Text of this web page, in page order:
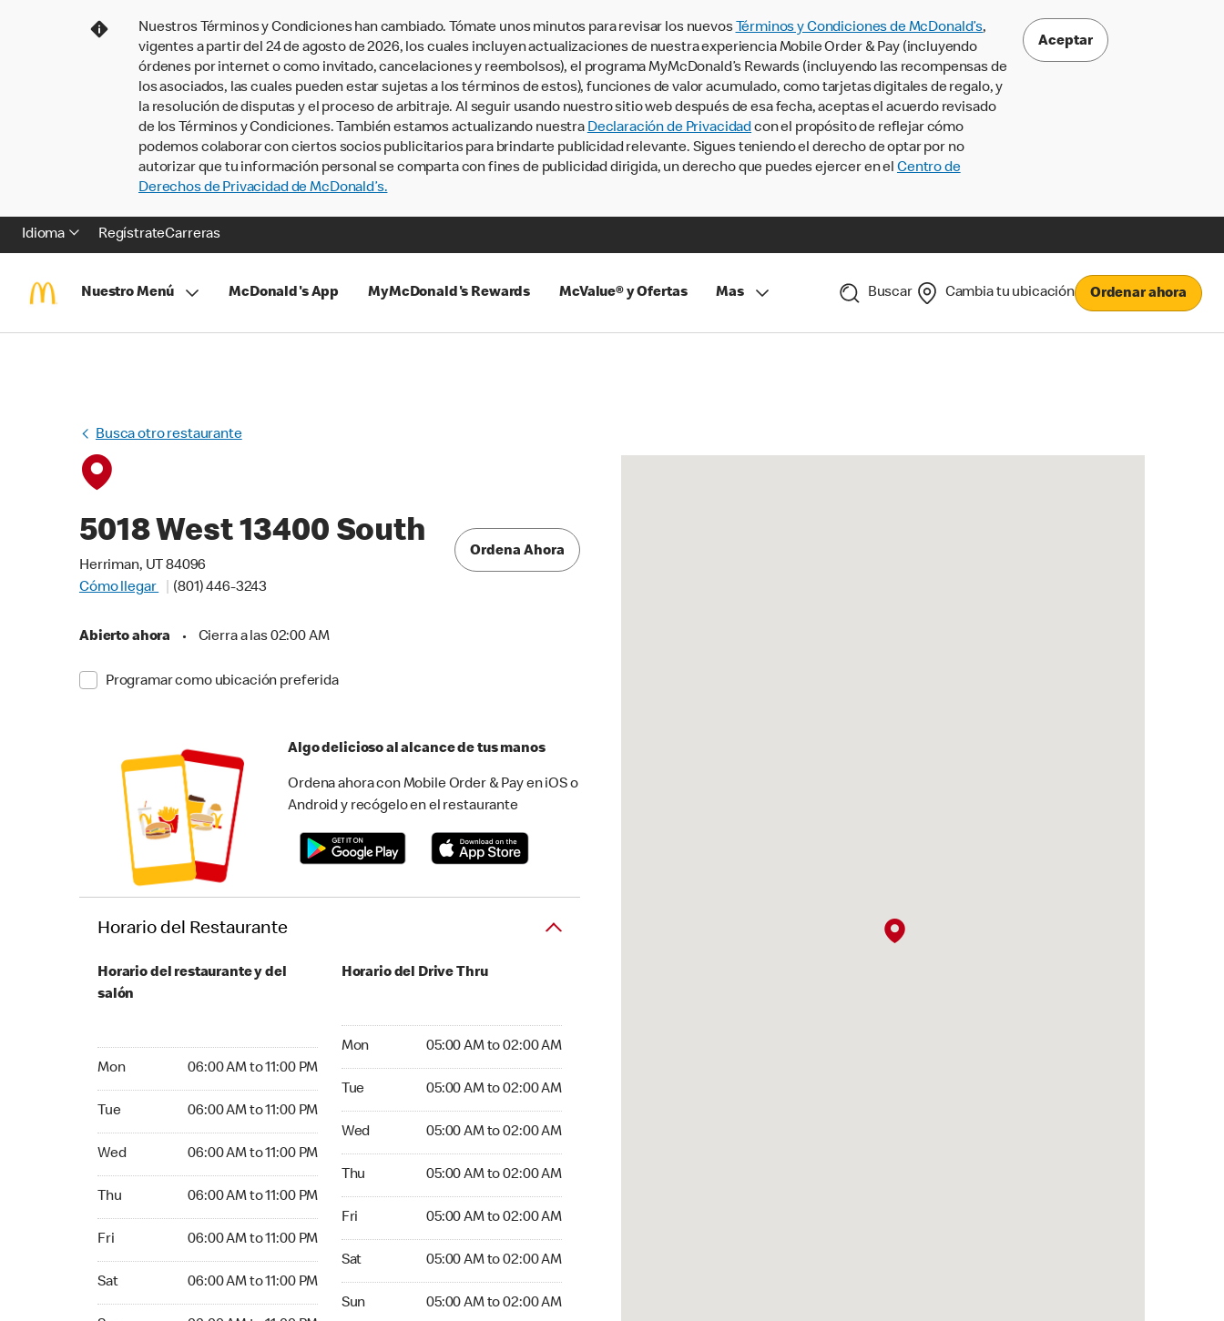
Nuestros Términos y Condiciones han cambiado. Tómate unos minutos para revisar los nuevos Términos y Condiciones de McDonald’s,
vigentes a partir del 24 de agosto de 2026, los cuales incluyen actualizaciones de nuestra experiencia Mobile Order & Pay (incluyendo
órdenes por internet o como invitado, cancelaciones y reembolsos), el programa MyMcDonald’s Rewards (incluyendo las recompensas de
los asociados, las cuales pueden estar sujetas a los términos de estos), funciones de valor acumulado, como tarjetas digitales de regalo, y
la resolución de disputas y el proceso de arbitraje. Al seguir usando nuestro sitio web después de esa fecha, aceptas el acuerdo revisado
de los Términos y Condiciones. También estamos actualizando nuestra Declaración de Privacidadcon el propósito de reflejar cómo
podemos colaborar con ciertos socios publicitarios para brindarte publicidad relevante. Sigues teniendo el derecho de optar por no
autorizar que tu información personal se comparta con fines de publicidad dirigida, un derecho que puedes ejercer en el Centro de
Derechos de Privacidad de McDonald’s.
Aceptar
Idioma RegístrateCarreras
Nuestro Menú McDonald's App MyMcDonald's Rewards McValue® y Ofertas Mas Buscar Cambia tu ubicación Ordenar ahora
Busca otro restaurante
5018 West 13400 South
Herriman, UT 84096
Cómo llegar
(801) 446-3243
Abierto ahora • Cierra a las 02:00 AM
Programar como ubicación preferida
Ordena Ahora
Algo delicioso al alcance de tus manos
Ordena ahora con Mobile Order & Pay en iOS o
Android y recógelo en el restaurante
Horario del Restaurante
Horario del restaurante y del
salón
Mon 06:00 AM to 11:00 PM
Tue 06:00 AM to 11:00 PM
Wed 06:00 AM to 11:00 PM
Thu 06:00 AM to 11:00 PM
Fri 06:00 AM to 11:00 PM
Sat 06:00 AM to 11:00 PM
Horario del Drive Thru
Mon 05:00 AM to 02:00 AM
Tue 05:00 AM to 02:00 AM
Wed 05:00 AM to 02:00 AM
Thu 05:00 AM to 02:00 AM
Fri 05:00 AM to 02:00 AM
Sat 05:00 AM to 02:00 AM
Sun 05:00 AM to 02:00 AM